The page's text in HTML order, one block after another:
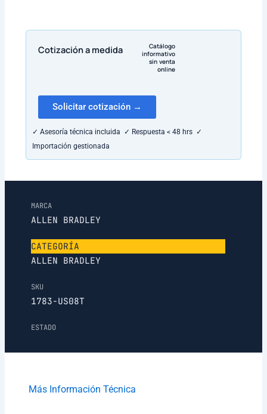
Cotización a medida
Catálogo
informativo
sin venta
online
Solicitar cotización →
✓ Asesoría técnica incluida ✓ Respuesta < 48 hrs ✓
Importación gestionada
MARCA
ALLEN BRADLEY
CATEGORÍA
ALLEN BRADLEY
SKU
1783-US08T
ESTADO
Más Información Técnica